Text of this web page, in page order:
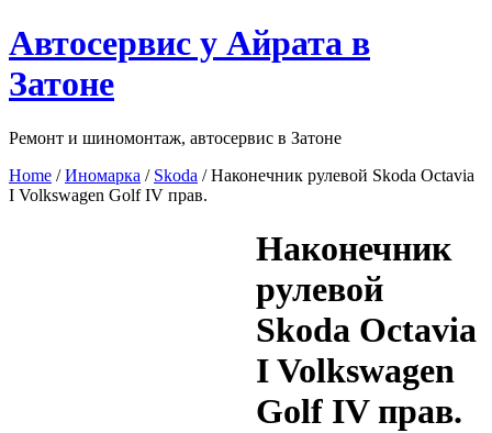
Перейти
к
содержимому
Автосервис у Айрата в
Затоне
Ремонт и шиномонтаж, автосервис в Затоне
Home /Иномарка / Skoda / Наконечник рулевой Skoda Octavia
I Volkswagen Golf IV прав.
Наконечник
рулевой
Skoda Octavia
I Volkswagen
Golf IV прав.